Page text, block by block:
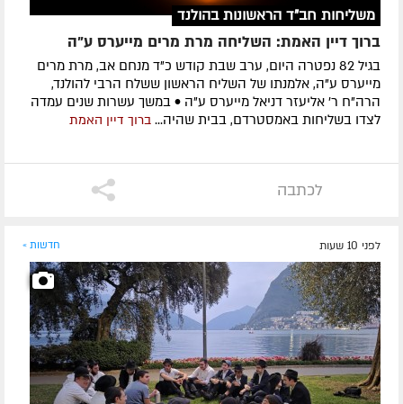
משליחות חב"ד הראשונות בהולנד
ברוך דיין האמת: השליחה מרת מרים מייערס ע"ה
בגיל 82 נפטרה היום, ערב שבת קודש כ"ד מנחם אב, מרת מרים
מייערס ע"ה, אלמנתו של השליח הראשון ששלח הרבי להולנד,
הרה"ח ר' אליעזר דניאל מייערס ע"ה • במשך עשרות שנים עמדה
לצדו בשליחות באמסטרדם, בבית שהיה... ברוך דיין האמת
לכתבה
לפני 10 שעות חדשות »